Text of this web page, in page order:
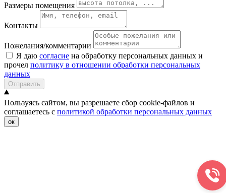
Размеры помещения
Контакты
Пожелания/комментарии
Я даю согласие на обработку персональных данных и
прочел политику в отношении обработки персональных
данных
Отправить
Пользуясь сайтом, вы разрешаете сбор cookie-файлов и
соглашаетесь с политикой обработки персональных данных
ок